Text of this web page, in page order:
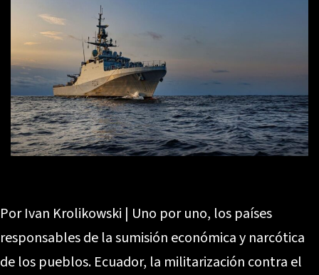
Por Ivan Krolikowski | Uno por uno, los países
responsables de la sumisión económica y narcótica
de los pueblos. Ecuador, la militarización contra el